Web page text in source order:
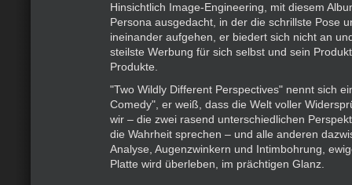
Hinsichtlich Image-Engineering, mit diesem
Persona ausgedacht, in der die schrillste Pose
ineinander aufgehen, er biedert sich nicht an
steilste Werbung für sich selbst und sein
Produkte.
"Two Wildly Different Perspectives" nennt sich
Comedy", er weiß, dass die Welt voller
wir – die zwei rasend unterschiedlichen
die Wahrheit sprechen – und alle anderen
Analyse, Augenzwinkern und Intimbohrung,
Platte wird überleben, im prächtigen Glanz.